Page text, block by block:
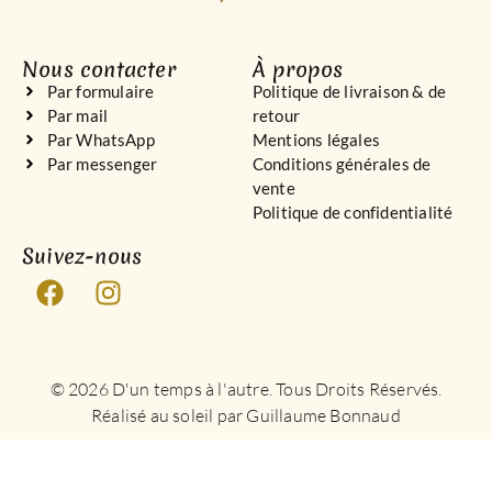
Nous contacter
Par formulaire
Par mail
Par WhatsApp
Par messenger
À propos
Politique de livraison & de
retour
Mentions légales
Conditions générales de
vente
Politique de confidentialité
Suivez-nous
© 2026 D'un temps à l'autre. Tous Droits Réservés.
Réalisé au soleil par Guillaume Bonnaud